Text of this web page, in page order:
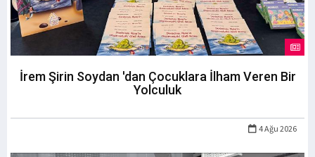
İrem Şirin Soydan 'dan Çocuklara İlham Veren Bir
Yolculuk
4 Ağu 2026